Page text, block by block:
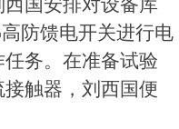
防馈电开关进行电
务。在准备试验
触器，刘西国便